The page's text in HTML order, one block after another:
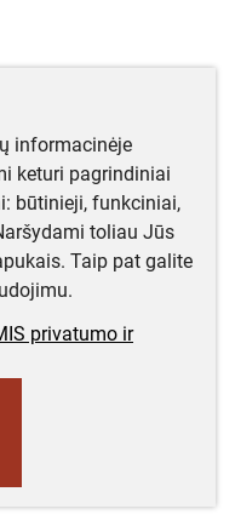
informacinėje
keturi pagrindiniai
būtinieji, funkciniai,
toliau Jūs
Taip pat galite
privatumo ir